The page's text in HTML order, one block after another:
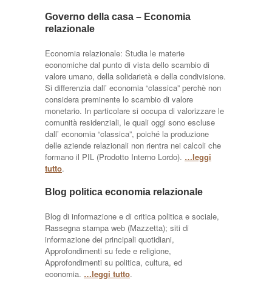
Governo della casa – Economia
relazionale
Economia relazionale: Studia le materie
economiche dal punto di vista dello scambio di
valore umano, della solidarietà e della condivisione.
Si differenzia dall’ economia “classica” perchè non
considera preminente lo scambio di valore
monetario. In particolare si occupa di valorizzare le
comunità residenziali, le quali oggi sono escluse
dall’ economia “classica”, poiché la produzione
delle aziende relazionali non rientra nei calcoli che
formano il PIL (Prodotto Interno Lordo). …leggi
tutto.
Blog politica economia relazionale
Blog di informazione e di critica politica e sociale,
Rassegna stampa web (Mazzetta); siti di
informazione dei principali quotidiani,
Approfondimenti su fede e religione,
Approfondimenti su politica, cultura, ed
economia. …leggi tutto.